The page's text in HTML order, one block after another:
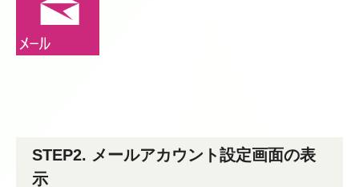
STEP2. メールアカウント設定画面の表
示